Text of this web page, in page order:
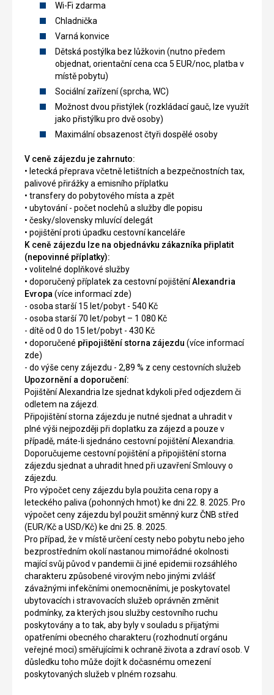
Wi-Fi zdarma
Chladnička
Varná konvice
Dětská postýlka bez lůžkovin (nutno předem
objednat, orientační cena cca 5 EUR/noc, platba v
místě pobytu)
Sociální zařízení (sprcha, WC)
Možnost dvou přistýlek (rozkládací gauč, lze využít
jako přistýlku pro dvě osoby)
Maximální obsazenost čtyři dospělé osoby
V ceně zájezdu je zahrnuto:
• letecká přeprava včetně letištních a bezpečnostních tax,
palivové přirážky a emisního příplatku
• transfery do pobytového místa a zpět
• ubytování - počet noclehů a služby dle popisu
• česky/slovensky mluvící delegát
• pojištění proti úpadku cestovní kanceláře
K ceně zájezdu lze na objednávku zákazníka připlatit
(nepovinné příplatky):
• volitelné doplňkové služby
• doporučený příplatek za cestovní pojištěníAlexandria
Evropa (více informací zde)
- osoba starší 15 let/pobyt - 540 Kč
- osoba starší 70 let/pobyt – 1 080 Kč
- dítě od 0 do 15 let/pobyt - 430 Kč
• doporučené připojištění storna zájezdu (více informací
zde)
- do výše ceny zájezdu - 2,89 % z ceny cestovních služeb
Upozornění a doporučení:
Pojištění Alexandria lze sjednat kdykoli před odjezdem či
odletem na zájezd.
Připojištění storna zájezdu je nutné sjednat a uhradit v
plné výši nejpozději při doplatku za zájezd a pouze v
případě, máte-li sjednáno cestovní pojištění Alexandria.
Doporučujeme cestovní pojištění a připojištění storna
zájezdu sjednat a uhradit hned při uzavření Smlouvy o
zájezdu.
Pro výpočet ceny zájezdu byla použita cena ropy a
leteckého paliva (pohonných hmot) ke dni 22. 8. 2025. Pro
výpočet ceny zájezdu byl použit směnný kurz ČNB střed
(EUR/Kč a USD/Kč) ke dni 25. 8. 2025.
Pro případ, že v místě určení cesty nebo pobytu nebo jeho
bezprostředním okolí nastanou mimořádné okolnosti
mající svůj původ v pandemii či jiné epidemii rozsáhlého
charakteru způsobené virovým nebo jinými zvlášť
závažnými infekčními onemocněními, je poskytovatel
ubytovacích i stravovacích služeb oprávněn změnit
podmínky, za kterých jsou služby cestovního ruchu
poskytovány a to tak, aby byly v souladu s přijatými
opatřeními obecného charakteru (rozhodnutí orgánu
veřejné moci) směřujícími k ochraně života a zdraví osob. V
důsledku toho může dojít k dočasnému omezení
poskytovaných služeb v plném rozsahu.